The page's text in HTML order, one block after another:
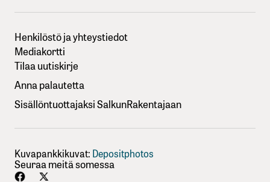
Henkilöstö ja yhteystiedot
Mediakortti
Tilaa uutiskirje
Anna palautetta
Sisällöntuottajaksi SalkunRakentajaan
Kuvapankkikuvat: Depositphotos
Seuraa meitä somessa